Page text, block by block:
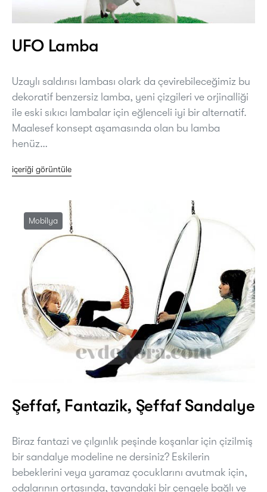
UFO Lamba
Uzaylı saldırısı lambası olark da çevirebileceğimiz bu
dekoratif benzersiz lamba, yeni çizgileri ve orjinalliği
ile eski sıkıcı lambalar için eğlenceli iyi bir alternatif.
Maalesef konsept aşamasında olan bu lamba
henüz…
içeriği görüntüle
Mobilya
Şeffaf, Fantazik, Şeffaf Sandalye
Biraz fantazi ve çılgınlık peşinde koşanlar için çizilmiş
bir sandalye modeline ne dersiniz? Eskilerin
bebeklerini veya yaramaz çocuklarını avutmak için,
odalarının ortasında, tavandaki bir çengele bağlı ve